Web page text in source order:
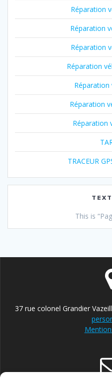
Réparation
Réparation
Réparation
Réparation
Réparation
Réparation
Réparation
TRACEUR
This is
37 rue colonel Grandier